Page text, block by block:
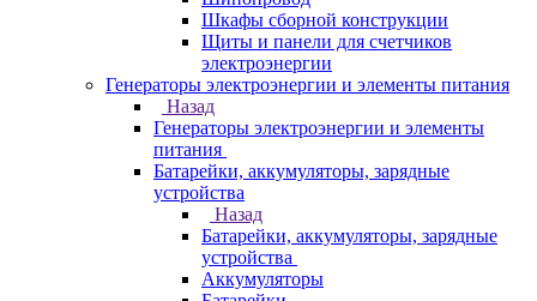
Шкафы сборной конструкции
Щиты и панели для счетчиков
электроэнергии
Генераторы электроэнергии и элементы питания
Назад
Генераторы электроэнергии и элементы
питания
Батарейки, аккумуляторы, зарядные
устройства
Назад
Батарейки, аккумуляторы, зарядные
устройства
Аккумуляторы